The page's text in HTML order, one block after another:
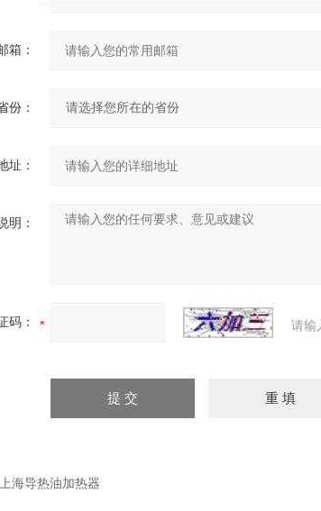
箱：
份：
址：
明：
码： 请输
上海导热油加热器